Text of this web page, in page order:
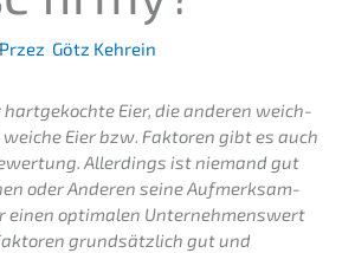
Götz Kehrein
hartge­koch­te Eier, die anderen weich­
Eier bzw. Fakto­ren gibt es auch
Aller­dings ist niemand gut
oder Anderen seine Aufmerk­sam­
einen optima­len Unter­neh­mens­wert
grund­sätz­lich gut und